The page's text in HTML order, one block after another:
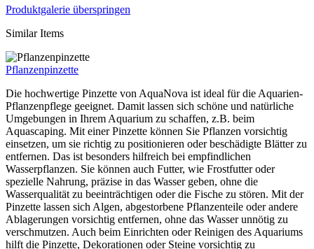
Produktgalerie überspringen
Similar Items
Pflanzenpinzette
Die hochwertige Pinzette von AquaNova ist ideal für die Aquarien-
Pflanzenpflege geeignet. Damit lassen sich schöne und natürliche
Umgebungen in Ihrem Aquarium zu schaffen, z.B. beim
Aquascaping. Mit einer Pinzette können Sie Pflanzen vorsichtig
einsetzen, um sie richtig zu positionieren oder beschädigte Blätter zu
entfernen. Das ist besonders hilfreich bei empfindlichen
Wasserpflanzen. Sie können auch Futter, wie Frostfutter oder
spezielle Nahrung, präzise in das Wasser geben, ohne die
Wasserqualität zu beeinträchtigen oder die Fische zu stören. Mit der
Pinzette lassen sich Algen, abgestorbene Pflanzenteile oder andere
Ablagerungen vorsichtig entfernen, ohne das Wasser unnötig zu
verschmutzen. Auch beim Einrichten oder Reinigen des Aquariums
hilft die Pinzette, Dekorationen oder Steine vorsichtig zu